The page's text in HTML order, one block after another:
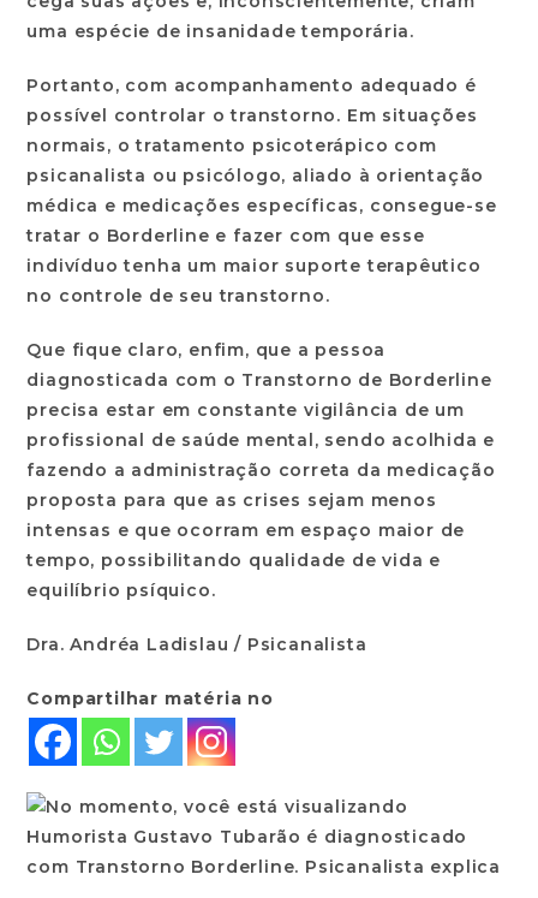
uma espécie de insanidade temporária.
Portanto, com acompanhamento adequado é
possível controlar o transtorno. Em situações
normais, o tratamento psicoterápico com
psicanalista ou psicólogo, aliado à orientação
médica e medicações específicas, consegue-se
tratar o Borderline e fazer com que esse
indivíduo tenha um maior suporte terapêutico
no controle de seu transtorno.
Que fique claro, enfim, que a pessoa
diagnosticada com o Transtorno de Borderline
precisa estar em constante vigilância de um
profissional de saúde mental, sendo acolhida e
fazendo a administração correta da medicação
proposta para que as crises sejam menos
intensas e que ocorram em espaço maior de
tempo, possibilitando qualidade de vida e
equilíbrio psíquico.
Dra. Andréa Ladislau / Psicanalista
Compartilhar matéria no